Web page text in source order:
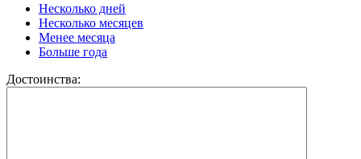
Несколько дней
Несколько месяцев
Менее месяца
Больше года
Достоинства: